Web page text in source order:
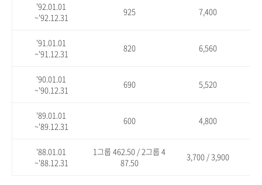
'92.01.01
~'92.12.31
925 7,400
'91.01.01
~'91.12.31
820 6,560
'90.01.01
~'90.12.31
690 5,520
'89.01.01
~'89.12.31
600 4,800
'88.01.01
~'88.12.31
1그룹 462.50 / 2그룹 4
87.50
3,700 / 3,900